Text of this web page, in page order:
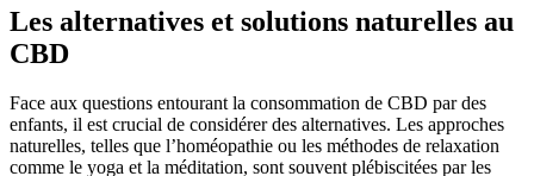
Les alternatives et solutions naturelles au
CBD
Face aux questions entourant la consommation de CBD par des
enfants, il est crucial de considérer des alternatives. Les approches
naturelles, telles que l’homéopathie ou les méthodes de relaxation
comme le yoga et la méditation, sont souvent plébiscitées par les